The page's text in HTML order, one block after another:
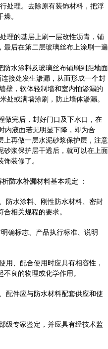
处理。去除原有装饰材料，把浮
。
理的基层上刷一层改性沥青，铺
后在第二层玻璃丝布上涂刷一遍
水涂料及玻璃丝布铺刷到距地面
接处发生渗漏，从而形成一个封
壁，软体轻制墙和室内怕渗漏的
处或满墙涂刷，防止墙体渗漏。
完后，封好门口及下水口，在
内液面若无明显下降，即为合
上再做一层水泥砂浆保护层，注意
浆保护层干透后，就可以在上面
装修了。
防水补漏材料基本规定 ：
水涂料、刚性防水材料、密封
相关规程的要求。
确标志、产品执行标准、说明
、配合使用时应具有相容性，
良的物理或化学作用。
件应与防水材料配套供应和使
专家鉴定，并应具有经技术监